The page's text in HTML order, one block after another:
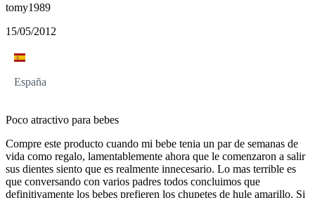
tomy1989
15/05/2012
España
Poco atractivo para bebes
Compre este producto cuando mi bebe tenia un par de semanas de
vida como regalo, lamentablemente ahora que le comenzaron a salir
sus dientes siento que es realmente innecesario. Lo mas terrible es
que conversando con varios padres todos concluimos que
definitivamente los bebes prefieren los chupetes de hule amarillo. Si